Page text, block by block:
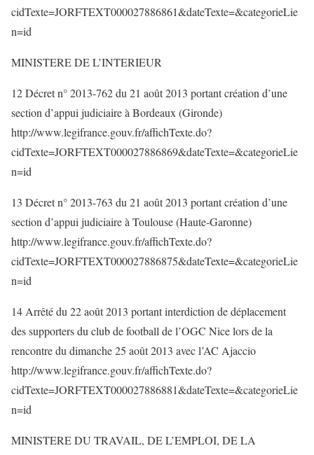
cidTexte=JORFTEXT000027886861&dateTexte=&categorieLie
n=id
MINISTERE DE L’INTERIEUR
12 Décret n° 2013-762 du 21 août 2013 portant création d’une
section d’appui judiciaire à Bordeaux (Gironde)
http://www.legifrance.gouv.fr/affichTexte.do?
cidTexte=JORFTEXT000027886869&dateTexte=&categorieLie
n=id
13 Décret n° 2013-763 du 21 août 2013 portant création d’une
section d’appui judiciaire à Toulouse (Haute-Garonne)
http://www.legifrance.gouv.fr/affichTexte.do?
cidTexte=JORFTEXT000027886875&dateTexte=&categorieLie
n=id
14 Arrêté du 22 août 2013 portant interdiction de déplacement
des supporters du club de football de l’OGC Nice lors de la
rencontre du dimanche 25 août 2013 avec l’AC Ajaccio
http://www.legifrance.gouv.fr/affichTexte.do?
cidTexte=JORFTEXT000027886881&dateTexte=&categorieLie
n=id
MINISTERE DU TRAVAIL, DE L’EMPLOI, DE LA